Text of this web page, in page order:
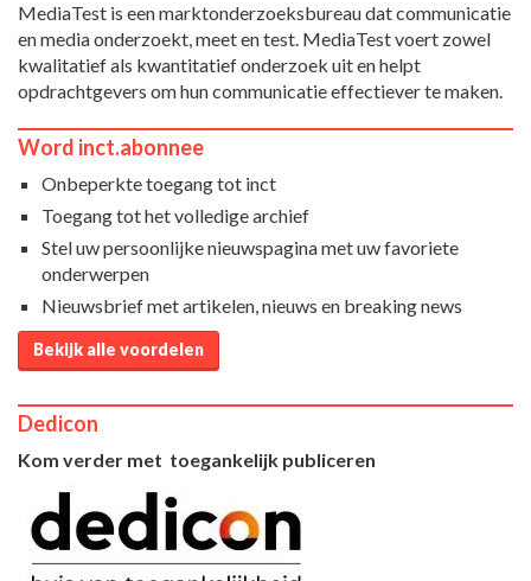
MediaTest is een marktonderzoeksbureau dat communicatie
en media onderzoekt, meet en test. MediaTest voert zowel
kwalitatief als kwantitatief onderzoek uit en helpt
opdrachtgevers om hun communicatie effectiever te maken.
Word inct.abonnee
Onbeperkte toegang tot inct
Toegang tot het volledige archief
Stel uw persoonlijke nieuwspagina met uw favoriete
onderwerpen
Nieuwsbrief met artikelen, nieuws en breaking news
Bekijk alle voordelen
Dedicon
Kom verder met toegankelijk publiceren